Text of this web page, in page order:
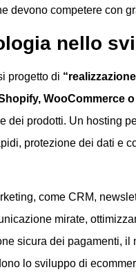
devono competere con
nello
progetto di
WooCommerce
dei prodotti. Un hosting
protezione dei dati e
come CRM,
mirate,
sicura dei pagamenti,
lo sviluppo di